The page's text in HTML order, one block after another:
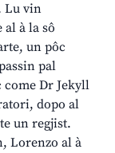
Lu vin
à la sô
un pôc
pal
come Dr Jekyll
dopo al
un regjist.
Lorenzo al à